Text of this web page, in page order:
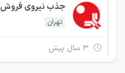
جذب نیروی فروش
تهران